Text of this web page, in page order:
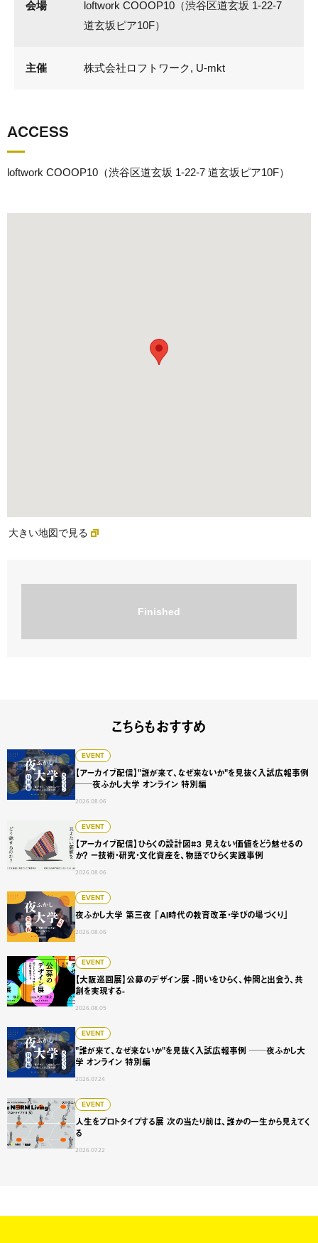
会場
loftwork COOOP10（渋谷区道玄坂 1-22-7
道玄坂ピア10F）
主催 株式会社ロフトワーク, U-mkt
ACCESS
loftwork COOOP10（渋谷区道玄坂 1-22-7 道玄坂ピア10F）
大きい地図で見る
Finished
こちらもおすすめ
EVENT
【アーカイブ配信】"誰が来て、なぜ来ないか"を見抜く入試広報事例
──夜ふかし大学 オンライン 特別編
2026.08.06
【アーカイブ配信】"誰が来て、なぜ来ないか"を見抜く入
EVENT
【アーカイブ配信】ひらくの設計図#3 見えない価値をどう魅せるの
か？ ー技術・研究・文化資産を、物語でひらく実践事例
2026.08.06
【アーカイブ配信】ひらくの設計図#3 見えない価値をどう
EVENT
夜ふかし大学 第三夜 「AI時代の教育改革・学びの場づくり」
2026.08.06
夜ふかし大学 第三夜 「AI時代の教育改革・学びの場づくり」
EVENT
【大阪巡回展】公募のデザイン展 -問いをひらく、仲間と出会う、共
創を実現する-
2026.08.05
【大阪巡回展】公募のデザイン展 -問いをひらく、仲間と出
EVENT
"誰が来て、なぜ来ないか"を見抜く入試広報事例 ──夜ふかし大
学 オンライン 特別編
2026.07.24
"誰が来て、なぜ来ないか"を見抜く入試広報事例 ──夜ふか
EVENT
人生をプロトタイプする展 次の当たり前は、誰かの一生から見えてく
る
2026.07.22
人生をプロトタイプする展 次の当たり前は、誰かの一生か